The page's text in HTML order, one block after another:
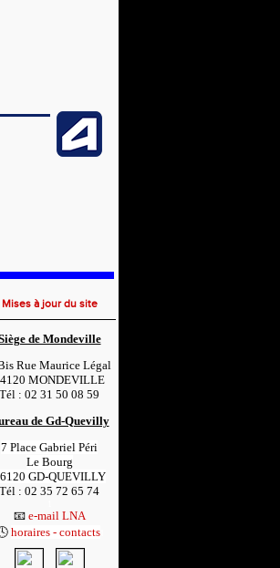
Mises à jour du site
de Mondeville
Rue Maurice Légal
MONDEVILLE
Tél : 02 31 50 08 59
de Gd-Quevilly
7 Place Gabriel Péri
Le Bourg
GD-QUEVILLY
Tél : 02 35 72 65 74
📧 e-mail LNA
horaires - contacts1